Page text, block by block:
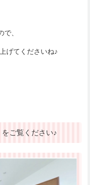
、
げてくださいね♪
ご覧ください♪